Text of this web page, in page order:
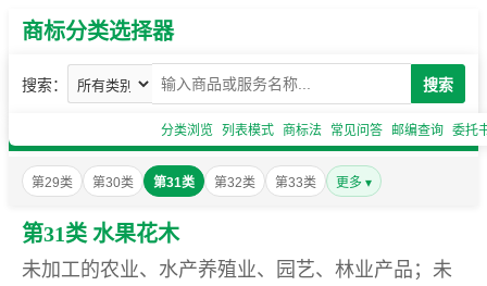
商标分类选择器
搜索： 搜索
分类浏览 列表模式 商标法 常见问答 邮编查询 委托
第29类 第30类 第31类 第32类 第33类 更多 ▾
第31类 水果花木
未加工的农业、水产养殖业、园艺、林业产品；未